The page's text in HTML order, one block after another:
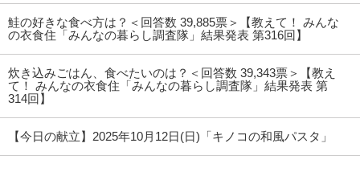
鮭の好きな食べ方は？＜回答数 39,885票＞【教えて！ みんな
の衣食住「みんなの暮らし調査隊」結果発表 第316回】
炊き込みごはん、食べたいのは？＜回答数 39,343票＞【教え
て！ みんなの衣食住「みんなの暮らし調査隊」結果発表 第
314回】
【今日の献立】2025年10月12日(日)「キノコの和風パスタ」